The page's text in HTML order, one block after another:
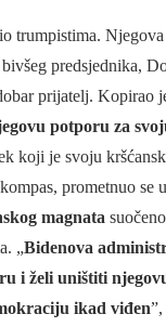
trumpistima.
predsjednika,
prijatelj. Kopirao
potporu za
koji je svoju
prometnuo se u
magnata
„Bidenova
i želi uništiti
ikad viđen